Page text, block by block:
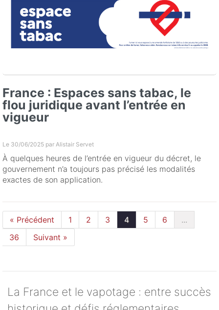
France : Espaces sans tabac, le
flou juridique avant l’entrée en
vigueur
Le 30/06/2025 par Alistair Servet
À quelques heures de l’entrée en vigueur du décret, le
gouvernement n’a toujours pas précisé les modalités
exactes de son application.
« Précédent 1 2 3 4 5 6
...
36
Suivant »
La France et le vapotage : entre succès